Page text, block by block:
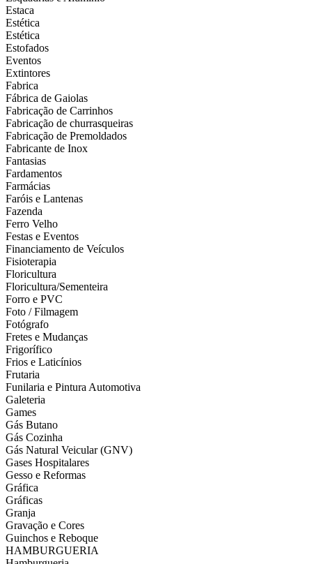
Estaca
Estética
Estética
Estofados
Eventos
Extintores
Fabrica
Fábrica de Gaiolas
Fabricação de Carrinhos
Fabricação de churrasqueiras
Fabricação de Premoldados
Fabricante de Inox
Fantasias
Fardamentos
Farmácias
Faróis e Lantenas
Fazenda
Ferro Velho
Festas e Eventos
Financiamento de Veículos
Fisioterapia
Floricultura
Floricultura/Sementeira
Forro e PVC
Foto / Filmagem
Fotógrafo
Fretes e Mudanças
Frigorífico
Frios e Laticínios
Frutaria
Funilaria e Pintura Automotiva
Galeteria
Games
Gás Butano
Gás Cozinha
Gás Natural Veicular (GNV)
Gases Hospitalares
Gesso e Reformas
Gráfica
Gráficas
Granja
Gravação e Cores
Guinchos e Reboque
HAMBURGUERIA